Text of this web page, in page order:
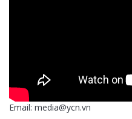
Email: media@ycn.vn